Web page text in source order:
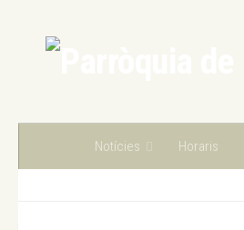
Notícies Horaris